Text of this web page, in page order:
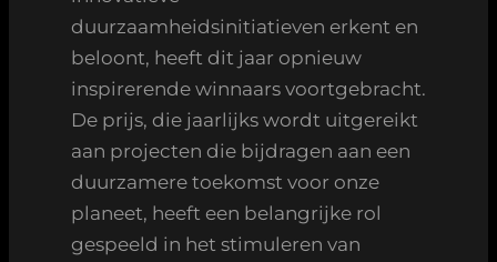
duurzaamheidsinitiatieven erkent en
beloont, heeft dit jaar opnieuw
inspirerende winnaars voortgebracht.
De prijs, die jaarlijks wordt uitgereikt
aan projecten die bijdragen aan een
duurzamere toekomst voor onze
planeet, heeft een belangrijke rol
gespeeld in het stimuleren van